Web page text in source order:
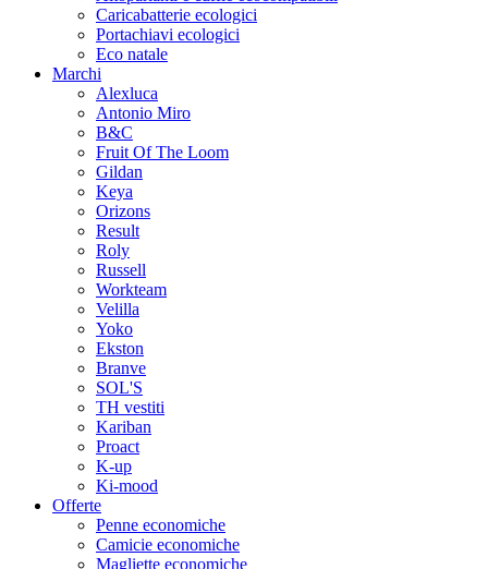
Caricabatterie ecologici
Portachiavi ecologici
Eco natale
Marchi
Alexluca
Antonio Miro
B&C
Fruit Of The Loom
Gildan
Keya
Orizons
Result
Roly
Russell
Workteam
Velilla
Yoko
Ekston
Branve
SOL'S
TH vestiti
Kariban
Proact
K-up
Ki-mood
Offerte
Penne economiche
Camicie economiche
Magliette economiche